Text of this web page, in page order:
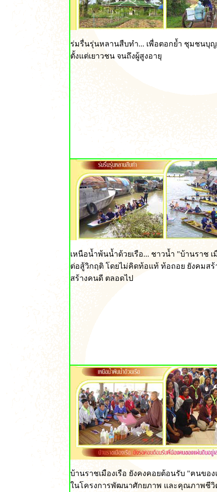
ร่มรื่นรุ่นหลานสืบทำ... เพื่อตอกย้ำ ชุมชนบุ
ตั้งแต่เยาวชน จนถึงผู้สูงอายุ
เหนือน้ำพ้นน้ำด้วยเรือ... ชาวน้ำ "บ้านราช เ
ต่อสู้วิกฤติ โดยไม่คิดท้อแท้ ท้อถอย ยังคมสร้
สร้างคนดี ตลอดไป
บ้านราชเมืองเรือ ยังคงคอยต้อนรับ "ฅนขอ
ในโครงการพัฒนาศักยภาพ และคุณภาพชีวิ